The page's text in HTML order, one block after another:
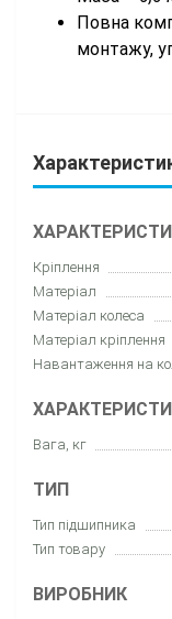
Повна
монтажу,
Кріплення
Матеріал
Матеріал колеса
Матеріал кріплення
Навантаження на
Вага, кг
ТИП
Тип підшипника
Тип товару
ВИРОБНИК